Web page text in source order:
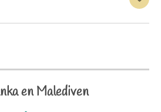
en Malediven